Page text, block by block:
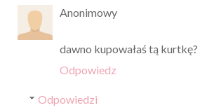
Anonimowy
dawno kupowałaś tą kurtkę?
Odpowiedz
Odpowiedzi